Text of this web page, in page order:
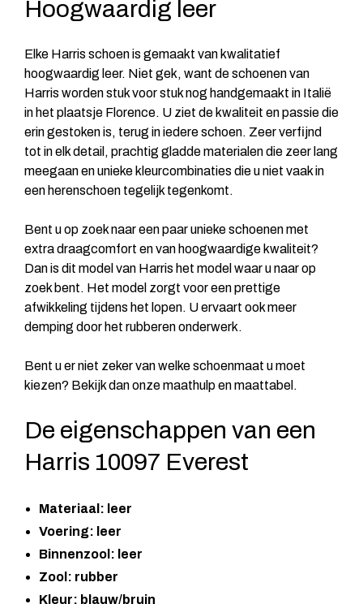
Hoogwaardig leer
Elke Harris schoen is gemaakt van kwalitatief
hoogwaardig leer. Niet gek, want de schoenen van
Harris worden stuk voor stuk nog handgemaakt in Italië
in het plaatsje Florence. U ziet de kwaliteit en passie die
erin gestoken is, terug in iedere schoen. Zeer verfijnd
tot in elk detail, prachtig gladde materialen die zeer lang
meegaan en unieke kleurcombinaties die u niet vaak in
een herenschoen tegelijk tegenkomt.
Bent u op zoek naar een paar unieke schoenen met
extra draagcomfort en van hoogwaardige kwaliteit?
Dan is dit model van Harris het model waar u naar op
zoek bent. Het model zorgt voor een prettige
afwikkeling tijdens het lopen. U ervaart ook meer
demping door het rubberen onderwerk.
Bent u er niet zeker van welke schoenmaat u moet
kiezen? Bekijk dan onze maathulp en maattabel.
De eigenschappen van een
Harris 10097 Everest
Materiaal: leer
Voering: leer
Binnenzool: leer
Zool: rubber
Kleur: blauw/bruin